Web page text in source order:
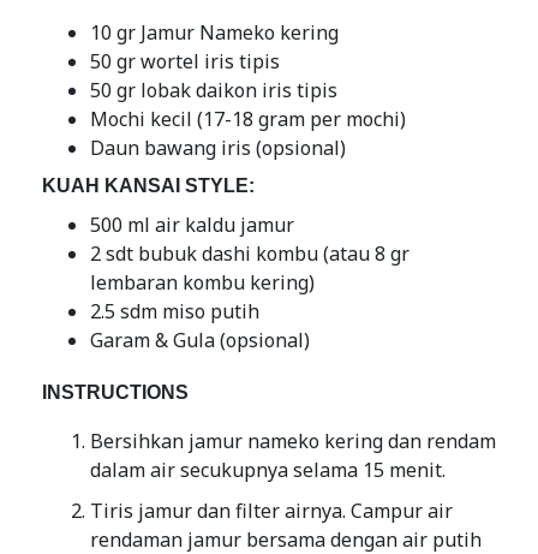
10 gr Jamur Nameko kering
50 gr wortel iris tipis
50 gr lobak daikon iris tipis
Mochi kecil (17-18 gram per mochi)
Daun bawang iris (opsional)
KUAH KANSAI STYLE:
500 ml air kaldu jamur
2 sdt bubuk dashi kombu (atau 8 gr
lembaran kombu kering)
2.5 sdm miso putih
Garam & Gula (opsional)
INSTRUCTIONS
Bersihkan jamur nameko kering dan rendam
dalam air secukupnya selama 15 menit.
Tiris jamur dan filter airnya. Campur air
rendaman jamur bersama dengan air putih